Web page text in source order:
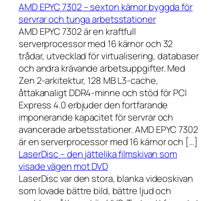
AMD EPYC 7302 – sexton kärnor byggda för
servrar och tunga arbetsstationer
AMD EPYC 7302 är en kraftfull
serverprocessor med 16 kärnor och 32
trådar, utvecklad för virtualisering, databaser
och andra krävande arbetsuppgifter. Med
Zen 2-arkitektur, 128 MB L3-cache,
åttakanaligt DDR4-minne och stöd för PCI
Express 4.0 erbjuder den fortfarande
imponerande kapacitet för servrar och
avancerade arbetsstationer. AMD EPYC 7302
är en serverprocessor med 16 kärnor och […]
LaserDisc – den jättelika filmskivan som
visade vägen mot DVD
LaserDisc var den stora, blanka videoskivan
som lovade bättre bild, bättre ljud och